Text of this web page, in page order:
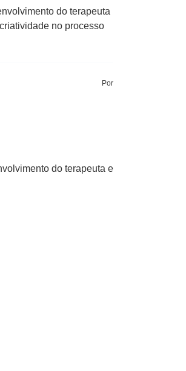
do terapeuta
no processo
Por
do terapeuta e